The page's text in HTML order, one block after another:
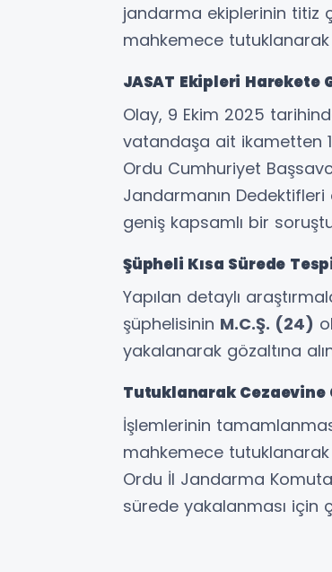
jandarma ekiplerinin titiz
mahkemece
JASAT Ekipleri Harekete
Olay, 9 Ekim 2025
vatandaşa ait ikametten
Ordu Cumhuriyet
Jandarmanın
geniş kapsamlı bir
Şüpheli Kısa Sürede
Yapılan detaylı
şüphelisinin M.C.Ş. (24)
yakalanarak gözaltına
Tutuklanarak Cezaevine
İşlemlerinin
mahkemece tutuklanarak
Ordu İl Jandarma
sürede yakalanması için